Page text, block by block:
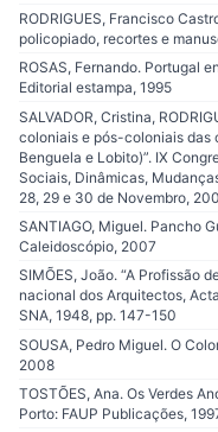
RODRIGUES, Francisco
policopiado, recortes e
ROSAS, Fernando. Portugal
Editorial estampa, 1995
SALVADOR, Cristina,
coloniais e pós-coloniais das
Benguela e Lobito)”. IX
Sociais, Dinâmicas,
28, 29 e 30 de Novembro,
SANTIAGO, Miguel. Pancho
Caleidoscópio, 2007
SIMÕES, João. “A Profissão
nacional dos Arquitectos,
SNA, 1948, pp. 147-150
SOUSA, Pedro Miguel. O
2008
TOSTÕES, Ana. Os Verdes
Porto: FAUP Publicações,